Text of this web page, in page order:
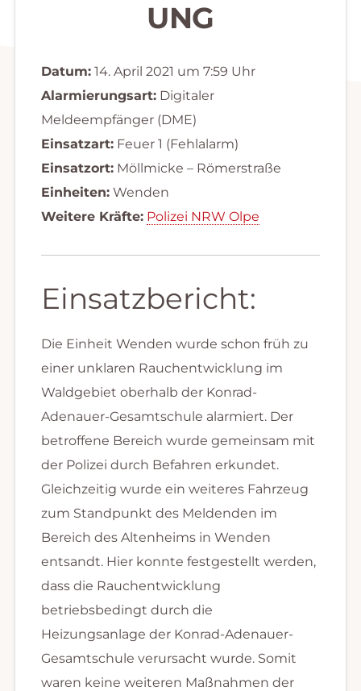
UNG
Datum:14. April 2021 um 7:59 Uhr
Alarmierungsart:Digitaler
Meldeempfänger (DME)
Einsatzart:Feuer 1 (Fehlalarm)
Einsatzort:Möllmicke – Römerstraße
Einheiten:Wenden
Weitere Kräfte: Polizei NRW Olpe
Einsatzbericht:
Die Einheit Wenden wurde schon früh zu
einer unklaren Rauchentwicklung im
Waldgebiet oberhalb der Konrad-
Adenauer-Gesamtschule alarmiert. Der
betroffene Bereich wurde gemeinsam mit
der Polizei durch Befahren erkundet.
Gleichzeitig wurde ein weiteres Fahrzeug
zum Standpunkt des Meldenden im
Bereich des Altenheims in Wenden
entsandt. Hier konnte festgestellt werden,
dass die Rauchentwicklung
betriebsbedingt durch die
Heizungsanlage der Konrad-Adenauer-
Gesamtschule verursacht wurde. Somit
waren keine weiteren Maßnahmen der